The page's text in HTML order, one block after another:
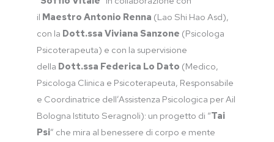
il Maestro Antonio Renna (Lao Shi Hao Asd),
con la Dott.ssa Viviana Sanzone (Psicologa
Psicoterapeuta) e con la supervisione
della Dott.ssa Federica Lo Dato (Medico,
Psicologa Clinica e Psicoterapeuta, Responsabile
e Coordinatrice dell’Assistenza Psicologica per Ail
Bologna Istituto Seragnoli): un progetto di “Tai
Psi” che mira al benessere di corpo e mente